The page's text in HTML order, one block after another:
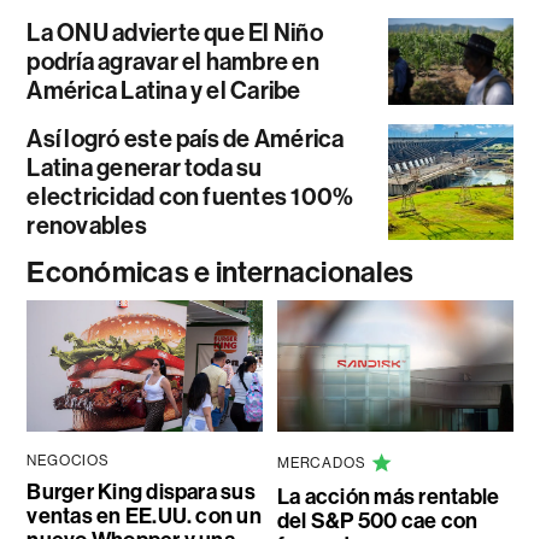
La ONU advierte que El Niño
podría agravar el hambre en
América Latina y el Caribe
Así logró este país de América
Latina generar toda su
electricidad con fuentes 100%
renovables
Económicas e internacionales
NEGOCIOS
Burger King dispara sus
ventas en EE.UU. con un
MERCADOS
La acción más rentable
del S&P 500 cae con